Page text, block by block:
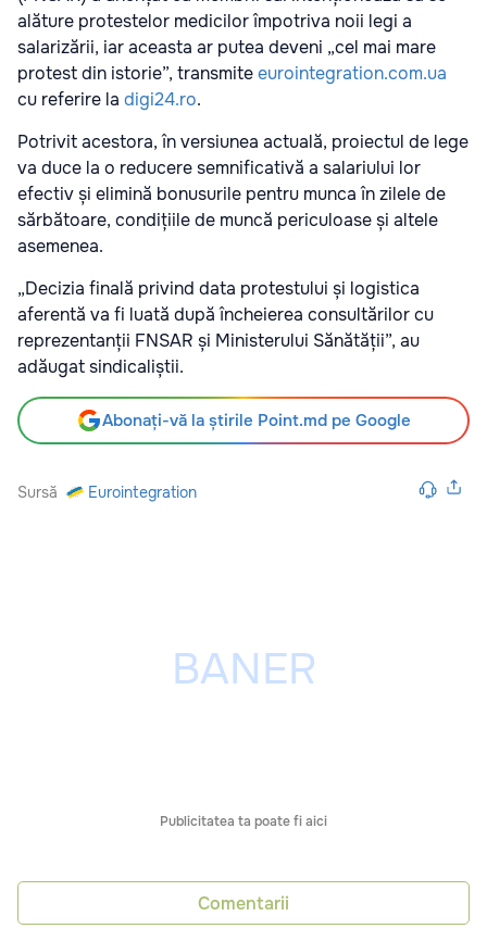
alăture protestelor medicilor împotriva noii legi a
salarizării, iar aceasta ar putea deveni „cel mai mare
protest din istorie”, transmiteeurointegration.com.ua
cu referire la digi24.ro.
Potrivit acestora, în versiunea actuală, proiectul de lege
va duce la o reducere semnificativă a salariului lor
efectiv și elimină bonusurile pentru munca în zilele de
sărbătoare, condițiile de muncă periculoase și altele
asemenea.
„Decizia finală privind data protestului și logistica
aferentă va fi luată după încheierea consultărilor cu
reprezentanții FNSAR și Ministerului Sănătății”, au
adăugat sindicaliștii.
Abonați-vă la știrile Point.md pe Google
Sursă Eurointegration
Publicitatea ta poate fi aici
Comentarii